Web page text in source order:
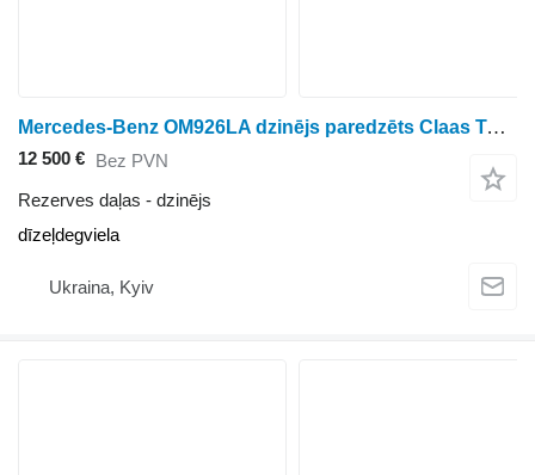
Mercedes-Benz OM926LA dzinējs paredzēts Claas Tucano graudu kombaina
12 500 € Bez PVN
Rezerves daļas - dzinējs
dīzeļdegviela
Ukraina, Kyiv